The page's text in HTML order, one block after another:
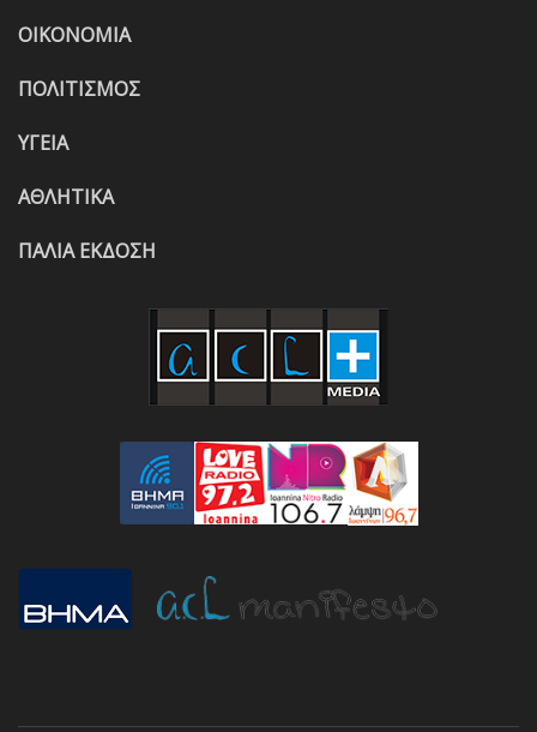
ΟΙΚΟΝΟΜΙΑ
ΠΟΛΙΤΙΣΜΟΣ
ΥΓΕΙΑ
ΑΘΛΗΤΙΚΑ
ΠΑΛΙΑ ΕΚΔΟΣΗ